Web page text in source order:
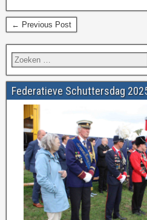
← Previous Post
Federatieve Schuttersdag